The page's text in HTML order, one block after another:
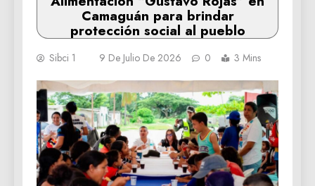
Camaguán para brindar
protección social al pueblo
Sibci 1 9 De Julio De 2026 0 3 Mins